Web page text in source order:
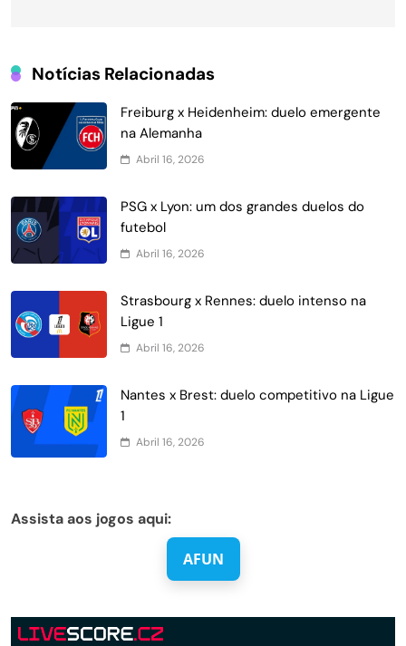
Notícias Relacionadas
Freiburg x Heidenheim: duelo emergente
na Alemanha
Abril 16, 2026
PSG x Lyon: um dos grandes duelos do
futebol
Abril 16, 2026
Strasbourg x Rennes: duelo intenso na
Ligue 1
Abril 16, 2026
Nantes x Brest: duelo competitivo na Ligue
1
Abril 16, 2026
Assista aos jogos aqui:
AFUN